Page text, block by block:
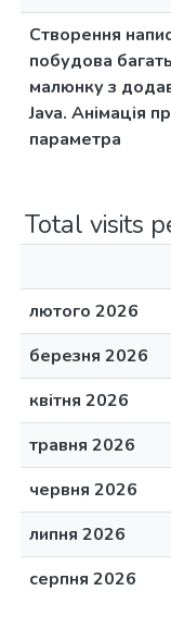
Створення
побудова
малюнку з
Java. Анімація
параметра
Total visits
лютого 2026
березня 2026
квітня 2026
травня 2026
червня 2026
липня 2026
серпня 2026